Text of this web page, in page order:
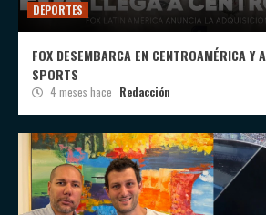
DEPORTES
FOX DESEMBARCA EN CENTROAMÉRICA Y
SPORTS
4 meses hace Redacción